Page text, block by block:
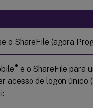
o ShareFile (agora
® e o ShareFile para
acesso de logon único